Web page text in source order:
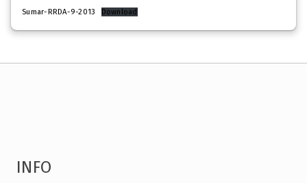
Sumar-RRDA-9-2013 Download
INFO